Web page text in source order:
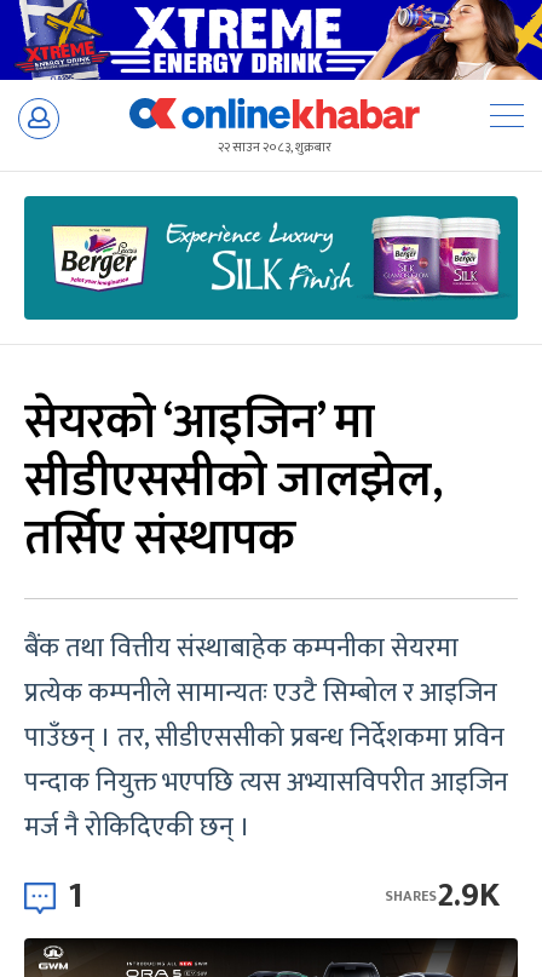
Skip
२२ साउन २०८३, शुक्रबार
सेयरको ‘आइजिन’ मा
सीडीएससीको जालझेल,
तर्सिए संस्थापक
बैंक तथा वित्तीय संस्थाबाहेक कम्पनीका सेयरमा
प्रत्येक कम्पनीले सामान्यतः एउटै सिम्बोल र आइजिन
पाउँछन् । तर, सीडीएससीको प्रबन्ध निर्देशकमा प्रविन
पन्दाक नियुक्त भएपछि त्यस अभ्यासविपरीत आइजिन
मर्ज नै रोकिदिएकी छन् ।
1 2.9K
SHARES